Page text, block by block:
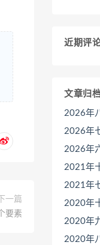
下一篇
要素
近期评
文章归
2026年
2026年
2026年
2021年
2021年
2020年
2020年
2020年